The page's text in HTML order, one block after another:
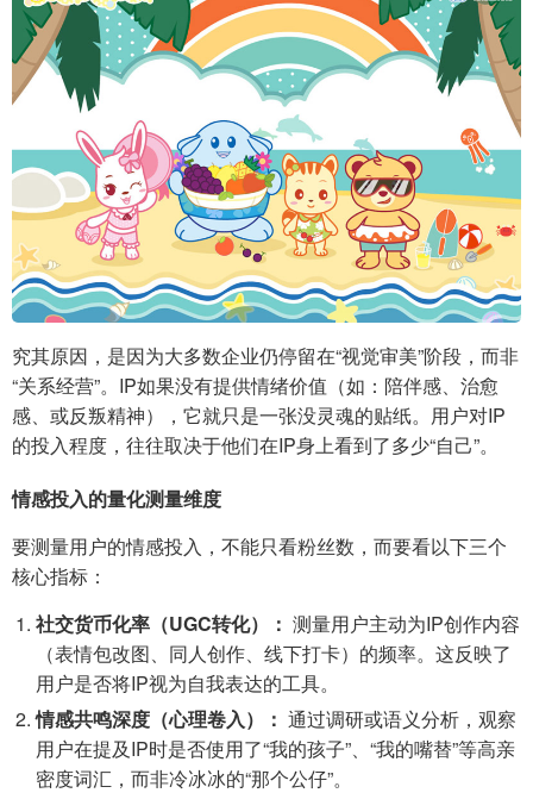
究其原因，是因为大多数企业仍停留在“视觉审美”阶段，而非
“关系经营”。IP如果没有提供情绪价值（如：陪伴感、治愈
感、或反叛精神），它就只是一张没灵魂的贴纸。用户对IP
的投入程度，往往取决于他们在IP身上看到了多少“自己”。
情感投入的量化测量维度
要测量用户的情感投入，不能只看粉丝数，而要看以下三个
核心指标：
社交货币化率（UGC转化）： 测量用户主动为IP创作内容
（表情包改图、同人创作、线下打卡）的频率。这反映了
用户是否将IP视为自我表达的工具。
情感共鸣深度（心理卷入）： 通过调研或语义分析，观察
用户在提及IP时是否使用了“我的孩子”、“我的嘴替”等高亲
密度词汇，而非冷冰冰的“那个公仔”。